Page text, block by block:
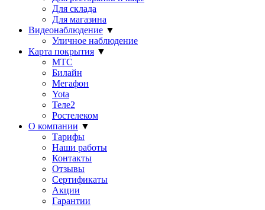
Для склада
Для магазина
Видеонаблюдение ▼
Уличное наблюдение
Карта покрытия ▼
МТС
Билайн
Мегафон
Yota
Теле2
Ростелеком
О компании ▼
Тарифы
Наши работы
Контакты
Отзывы
Сертификаты
Акции
Гарантии